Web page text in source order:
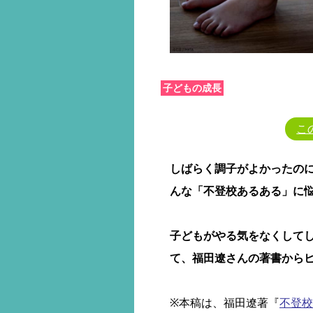
子どもの成長
こ
しばらく調子がよかった
んな「不登校あるある」に
子どもがやる気をなくして
て、福田遼さんの著書から
※本稿は、福田遼著『不登